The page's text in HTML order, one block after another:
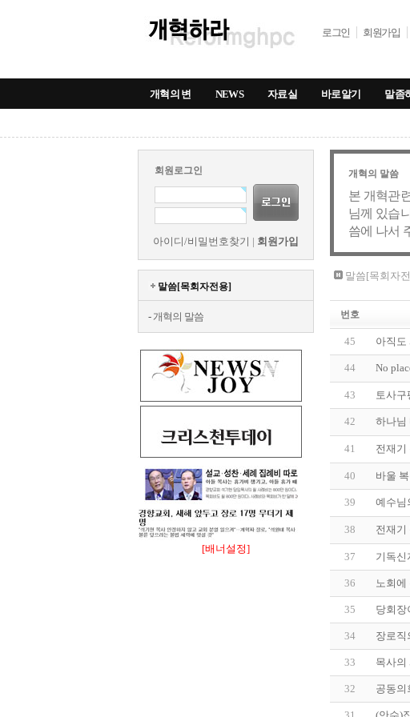
로그인 회원가입
개혁의 변 NEWS 자료실 바로알기 말좀
회원로그인
아이디/비밀번호찾기 | 회원가입
말씀[목회자전용]
-개혁의 말씀
[배너설정]
개혁의 말씀
본 개혁관
님께 있습
씀에 나서
말씀[목회자
번호
45 아직도
44 No
43 토사구
42 하나님
41 전재기
40 바울
39 예수님
38 전재기
37 기독신
36 노회에
35 당회장
34 장로직
33 목사의
32 공동의